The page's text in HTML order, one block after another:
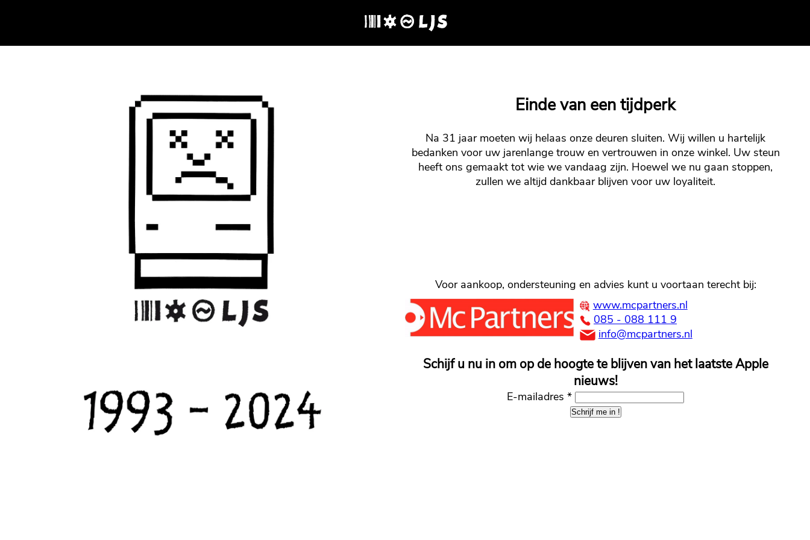
Einde van een tijdperk
Na 31 jaar moeten wij helaas onze deuren sluiten. Wij willen u hartelijk
bedanken voor uw jarenlange trouw en vertrouwen in onze winkel. Uw steun
heeft ons gemaakt tot wie we vandaag zijn. Hoewel we nu gaan stoppen,
zullen we altijd dankbaar blijven voor uw loyaliteit.
Voor aankoop, ondersteuning en advies kunt u voortaan terecht bij:
www.mcpartners.nl
085 - 088 111 9
info@mcpartners.nl
Schijf u nu in om op de hoogte te blijven van het laatste Apple
nieuws!
E-mailadres *